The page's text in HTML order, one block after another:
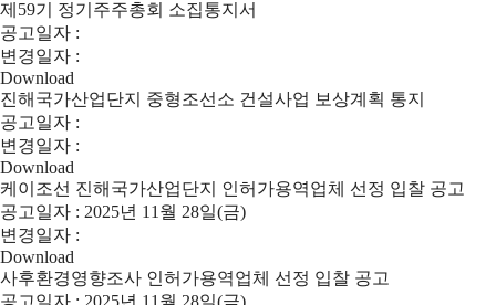
제59기 정기주주총회 소집통지서
공고일자 :
변경일자 :
Download
진해국가산업단지 중형조선소 건설사업 보상계획 통지
공고일자 :
변경일자 :
Download
케이조선 진해국가산업단지 인허가용역업체 선정 입찰 공고
공고일자 : 2025년 11월 28일(금)
변경일자 :
Download
사후환경영향조사 인허가용역업체 선정 입찰 공고
공고일자 : 2025년 11월 28일(금)